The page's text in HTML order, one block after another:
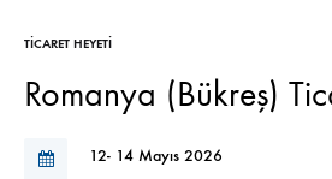
TICARET HEYETI
Romanya (Bükreş)
12- 14 Mayıs 2026